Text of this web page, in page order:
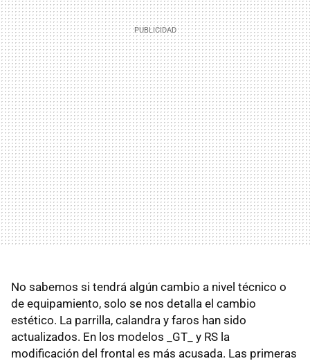
No sabemos si tendrá algún cambio a nivel técnico o
de equipamiento, solo se nos detalla el cambio
estético. La parrilla, calandra y faros han sido
actualizados. En los modelos _GT_ y RS la
modificación del frontal es más acusada. Las primeras